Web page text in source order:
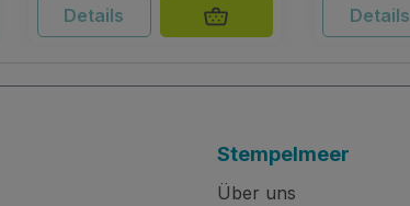
Details Details
Stempelmeer
Über uns